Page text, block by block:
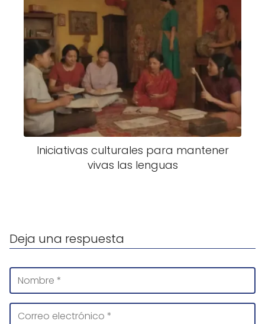
Iniciativas culturales para mantener
vivas las lenguas
Deja una respuesta